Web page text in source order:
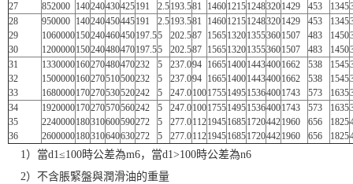
27
852000 140240430425191
2.5193.581
1460121512483201429
453
1345
28
29
30
950000
1060000
1200000
140
150
150
240
240
240
450
460
480
445
450
470
191
197.5
197.5
2.5
5
5
193.5
202.5
202.5
81
87
87
1460
1565
1565
1215
1320
1320
1248
1355
1355
320
360
360
1429
1507
1507
453
483
483
1345
1450
1450
31
32
33
1330000
1500000
1680000
160
160
170
270
270
270
480
510
530
470
500
520
232
232
242
5
5
5
237.0
237.0
247.0
94
94
100
1665
1665
1755
1400
1400
1495
1443
1443
1536
400
400
400
1662
1662
1743
538
538
573
1545
1545
1635
34
35
36
1920000
2240000
2600000
170
180
180
270
310
310
570
600
640
560
590
630
242
272
272
5
5
5
247.0
277.0
277.0
100
112
112
1755
1945
1945
1495
1685
1685
1536
1720
1720
400
442
442
1743
1960
1960
573
656
656
1635
1825
1825
1）當d1≤100時公差為m6，當d1>100時公差為n6
2）不含脹緊盤與潤滑油的重量